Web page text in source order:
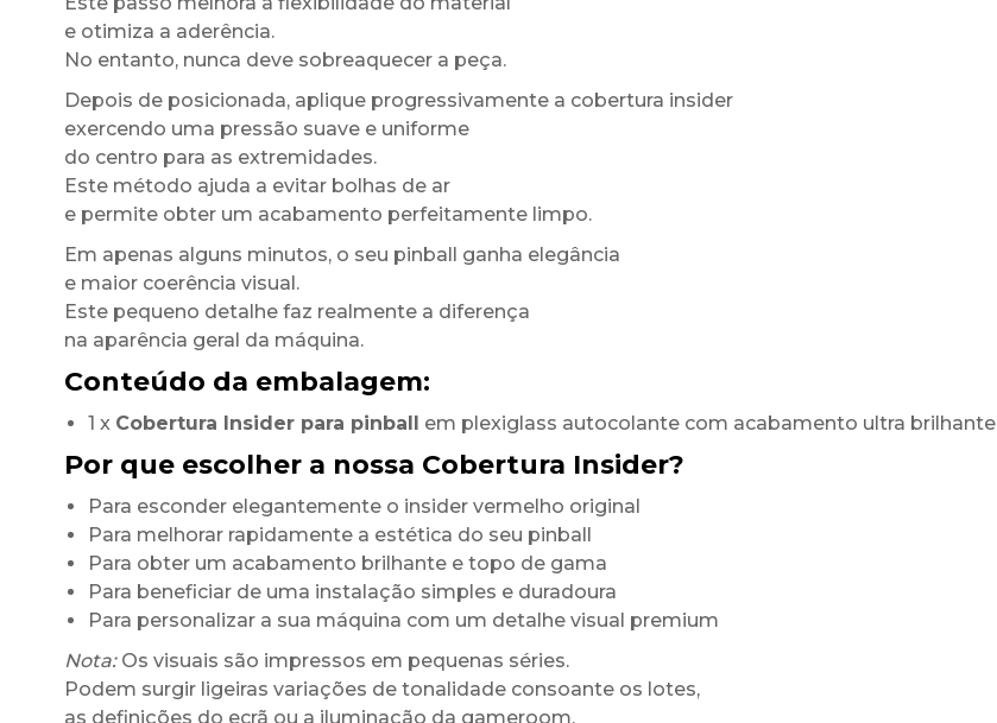
e otimiza a aderência.
No entanto, nunca deve sobreaquecer a peça.
Depois de posicionada, aplique progressivamente a cobertura insider
exercendo uma pressão suave e uniforme
do centro para as extremidades.
Este método ajuda a evitar bolhas de ar
e permite obter um acabamento perfeitamente limpo.
Em apenas alguns minutos, o seu pinball ganha elegância
e maior coerência visual.
Este pequeno detalhe faz realmente a diferença
na aparência geral da máquina.
Conteúdo da embalagem:
1 x Cobertura Insider para pinball em plexiglass autocolante com acabamento ultra brilhante
Por que escolher a nossa Cobertura Insider?
Para esconder elegantemente o insider vermelho original
Para melhorar rapidamente a estética do seu pinball
Para obter um acabamento brilhante e topo de gama
Para beneficiar de uma instalação simples e duradoura
Para personalizar a sua máquina com um detalhe visual premium
Nota:Os visuais são impressos em pequenas séries.
Podem surgir ligeiras variações de tonalidade consoante os lotes,
as definições do ecrã ou a iluminação da gameroom.